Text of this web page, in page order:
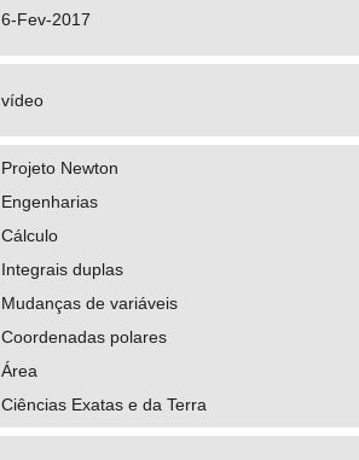
6-Fev-2017
vídeo
Projeto Newton
Engenharias
Cálculo
Integrais duplas
Mudanças de variáveis
Coordenadas polares
Área
Ciências Exatas e da Terra